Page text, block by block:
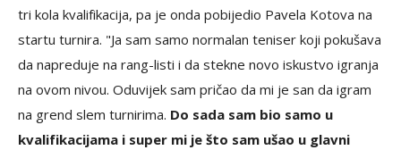
tri kola kvalifikacija, pa je onda pobijedio Pavela Kotova na
startu turnira. "Ja sam samo normalan teniser koji pokušava
da napreduje na rang-listi i da stekne novo iskustvo igranja
na ovom nivou. Oduvijek sam pričao da mi je san da igram
na grend slem turnirima. Do sada sam bio samo u
kvalifikacijama i super mi je što sam ušao u glavni